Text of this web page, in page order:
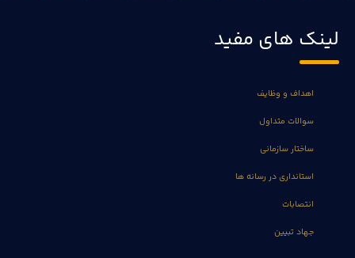
لینک های مفید
اهداف و وظایف
سوالات متداول
ساختار سازمانی
استانداری در رسانه ها
انتصابات
جهاد تبیین